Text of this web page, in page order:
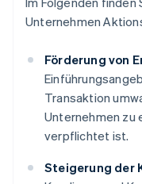
Unternehmen
Förderung von
Transaktion
Unternehmen zu
verpflichtet ist.
Steigerung der